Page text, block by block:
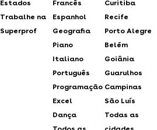
Estados
Trabalhe na
Superprof
Francês
Espanhol
Geografia
Piano
Italiano
Português
Programação
Excel
Dança
Curitiba
Recife
Porto Alegre
Belém
Goiânia
Guarulhos
Campinas
São Luís
Todas as